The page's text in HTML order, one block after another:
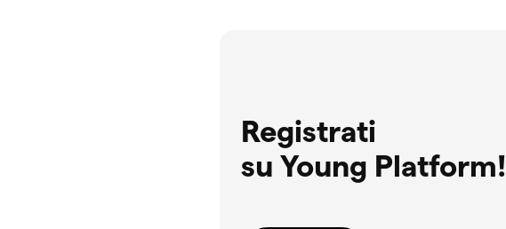
Registrati
su Young Platform!